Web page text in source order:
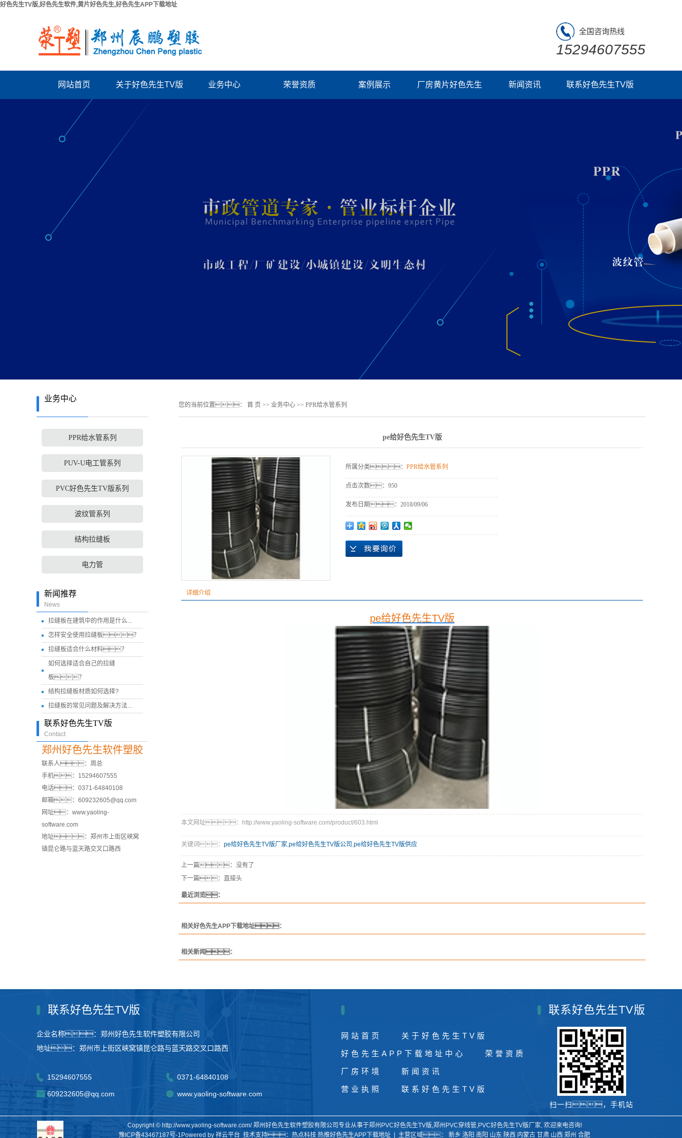
好色先生TV版,好色先生软件,黄片好色先生,好色先生APP下载地址
全国咨询热线
15294607555
网站首页 关于好色先生TV版
联系好色先生TV版
业务中心
电力管
荣誉资质 案例展示 厂房黄片好色先生 新闻资讯 联系好色先生TV版
业务中心
PPR给水管系列
PUV-U电工管系列
PVC好色先生TV版系列
波纹管系列
结构拉缝板
电力管
新闻推荐
News
拉缝板在建筑中的作用是什么...
怎样安全使用拉缝板？
拉缝板适合什么材料？
如何选择适合自己的拉缝
板？
结构拉缝板材质如何选择?
拉缝板的常见问题及解决方法...
联系好色先生TV版
Contact
郑州好色先生软件塑胶
联系人：周总
手机：15294607555
电话：0371-64840108
邮箱：609232605@qq.com
网址：www.yaoling-
software.com
地址：郑州市上街区峡窝
镇昆仑路与蓝天路交叉口路西
您的当前位置： 首 页 >> 业务中心 >> PPR给水管系列
pe给好色先生TV版
所属分类： PPR给水管系列
点击次数： 950
发布日期： 2018/09/06
详细介绍
pe给好色先生TV版
本文网址：http://www.yaoling-software.com/product/603.html
关键词： pe给好色先生TV版厂家,pe给好色先生TV版公司 ,pe给好色先生TV版供应
上一篇：没有了
下一篇：
直接头
最近浏览：
相关好色先生APP下载地址：
相关新闻：
联系好色先生TV版
企业名称：郑州好色先生软件塑胶有限公司
地址：郑州市上街区峡窝镇昆仑路与蓝天路交叉口路西
15294607555 0371-64840108
609232605@qq.com www.yaoling-software.com
网站首页 关于好色先生TV版
好色先生APP下载地址中心 荣誉资质
厂房环境 新闻资讯
营业执照 联系好色先生TV版
联系好色先生TV版
扫一扫，手机站
Copyright © http://www.yaoling-software.com/ 郑州好色先生软件塑胶有限公司专业从事于郑州PVC好色先生TV版,郑州PVC穿线管,PVC好色先生TV版厂家, 欢迎来电咨询!
豫ICP备43467187号-1 Powered by 祥云平台 技术支持： 热点科技 热推好色先生APP下载地址 | 主营区域： 新乡 洛阳 南阳 山东 陕西 内蒙古 甘肃 山西 郑州 合肥